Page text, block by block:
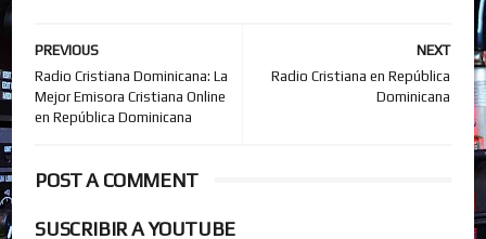
NEXT
Radio Cristiana en República
Dominicana
PREVIOUS
Radio Cristiana Dominicana: La
Mejor Emisora Cristiana Online
en República Dominicana
POST A COMMENT
SUSCRIBIR A YOUTUBE